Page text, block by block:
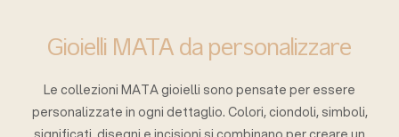
Gioielli MATA da personalizzare
Le collezioni MATA gioielli sono pensate per essere
personalizzate in ogni dettaglio. Colori, ciondoli, simboli,